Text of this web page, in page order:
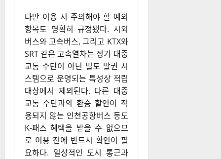
다만 이용 시 주의해야 할 예외
항목도 명확히 규정됐다. 시외
버스와 고속버스, 그리고 KTX와
SRT 같은 고속열차는 정기 대중
교통 수단이 아닌 별도 발권 시
스템으로 운영되는 특성상 적립
대상에서 제외된다. 다른 대중
교통 수단과의 환승 할인이 적
용되지 않는 인천공항버스 등도
K-패스 혜택을 받을 수 없으므
로 이용 전에 반드시 확인이 필
요하다. 일상적인 도시 통근과